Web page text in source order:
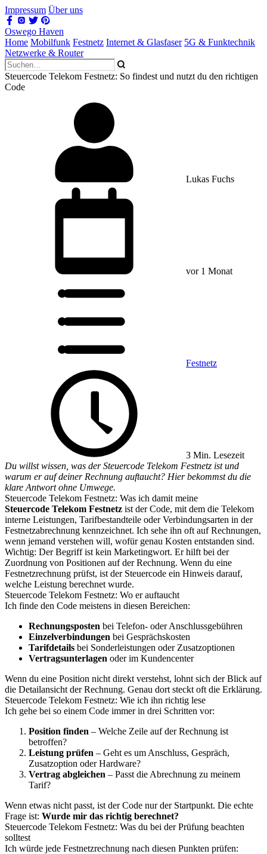
Impressum Über uns
Oswego Haven
Home Mobilfunk Festnetz Internet & Glasfaser 5G & Funktechnik
Netzwerke & Router
Steuercode Telekom Festnetz: So findest und nutzt du den richtigen
Code
Lukas Fuchs
vor 1 Monat
Festnetz
3 Min. Lesezeit
Du willst wissen, was der Steuercode Telekom Festnetz ist und
warum er auf deiner Rechnung auftaucht? Hier bekommst du die
klare Antwort ohne Umwege.
Steuercode Telekom Festnetz: Was ich damit meine
Steuercode Telekom Festnetz ist der Code, mit dem die Telekom
interne Leistungen, Tarifbestandteile oder Verbindungsarten in der
Festnetzabrechnung kennzeichnet. Ich sehe ihn oft auf Rechnungen,
wenn jemand verstehen will, wofür genau Kosten entstanden sind.
Wichtig: Der Begriff ist kein Marketingwort. Er hilft bei der
Zuordnung von Positionen auf der Rechnung. Wenn du eine
Festnetzrechnung prüfst, ist der Steuercode ein Hinweis darauf,
welche Leistung berechnet wurde.
Steuercode Telekom Festnetz: Wo er auftaucht
Ich finde den Code meistens in diesen Bereichen:
Rechnungsposten bei Telefon- oder Anschlussgebühren
Einzelverbindungen bei Gesprächskosten
Tarifdetails bei Sonderleistungen oder Zusatzoptionen
Vertragsunterlagen oder im Kundencenter
Wenn du eine Position nicht direkt verstehst, lohnt sich der Blick auf
die Detailansicht der Rechnung. Genau dort steckt oft die Erklärung.
Steuercode Telekom Festnetz: Wie ich ihn richtig lese
Ich gehe bei so einem Code immer in drei Schritten vor:
Position finden – Welche Zeile auf der Rechnung ist
betroffen?
Leistung prüfen – Geht es um Anschluss, Gespräch,
Zusatzoption oder Hardware?
Vertrag abgleichen – Passt die Abrechnung zu meinem
Tarif?
Wenn etwas nicht passt, ist der Code nur der Startpunkt. Die echte
Frage ist: Wurde mir das richtig berechnet?
Steuercode Telekom Festnetz: Was du bei der Prüfung beachten
solltest
Ich würde jede Festnetzrechnung nach diesen Punkten prüfen: